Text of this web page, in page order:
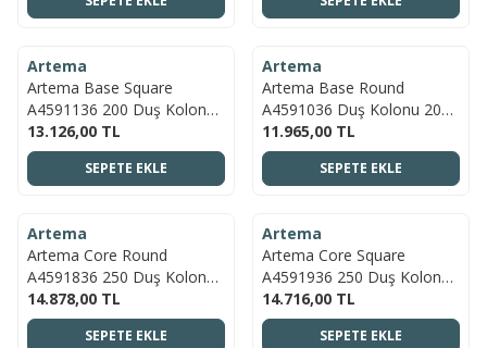
YENI
ÜCRETSIZ KARGO
Artema
Artema Base Square
A4591136 200 Duş Kolonu,
Mat Siyah
13.126,00 TL
SEPETE EKLE
YENI
ÜCRETSIZ KARGO
Artema
Artema Base Round
A4591036 Duş Kolonu 200 ,
Siyah,
11.965,00 TL
SEPETE EKLE
YENI
ÜCRETSIZ KARGO
Artema
Artema Core Round
A4591836 250 Duş Kolonu,
Mat Siyah
14.878,00 TL
SEPETE EKLE
YENI
ÜCRETSIZ KARGO
Artema
Artema Core Square
A4591936 250 Duş Kolonu,
Mat Siyah
14.716,00 TL
SEPETE EKLE